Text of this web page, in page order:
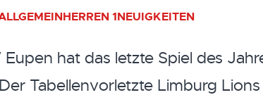
HERREN 1NEUIGKEITEN
Eupen hat das letzte Spiel des
Tabellenvorletzte Limburg